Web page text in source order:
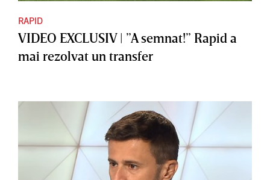
RAPID
VIDEO EXCLUSIV | ”A semnat!” Rapid a
mai rezolvat un transfer